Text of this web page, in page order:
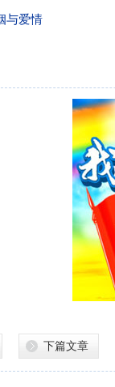
与爱情
下篇文章